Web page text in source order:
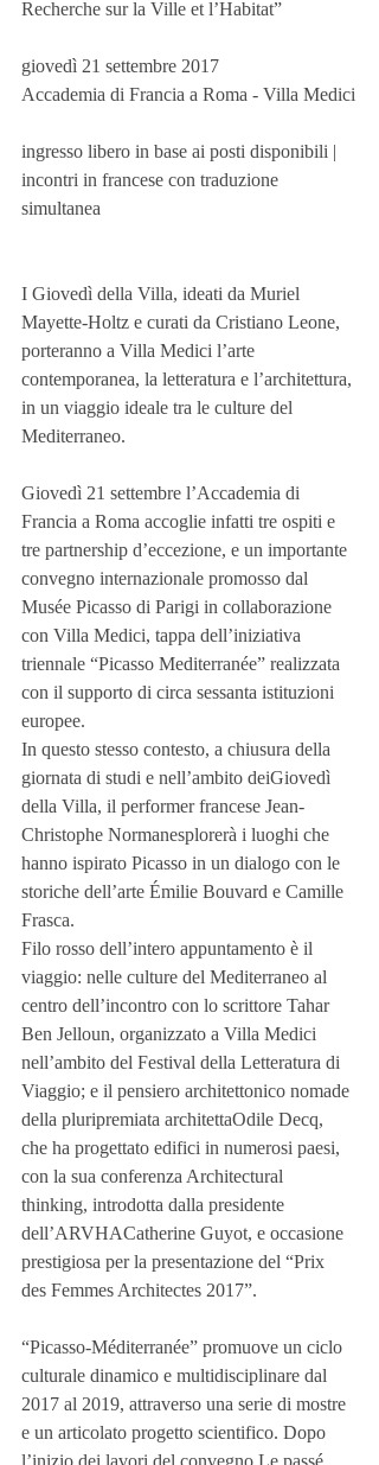
Recherche sur la Ville et l’Habitat”
giovedì 21 settembre 2017
Accademia di Francia a Roma - Villa Medici
ingresso libero in base ai posti disponibili |
incontri in francese con traduzione
simultanea
I Giovedì della Villa, ideati da Muriel
Mayette-Holtz e curati da Cristiano Leone,
porteranno a Villa Medici l’arte
contemporanea, la letteratura e l’architettura,
in un viaggio ideale tra le culture del
Mediterraneo.
Giovedì 21 settembre l’Accademia di
Francia a Roma accoglie infatti tre ospiti e
tre partnership d’eccezione, e un importante
convegno internazionale promosso dal
Musée Picasso di Parigi in collaborazione
con Villa Medici, tappa dell’iniziativa
triennale “Picasso Mediterranée” realizzata
con il supporto di circa sessanta istituzioni
europee.
In questo stesso contesto, a chiusura della
giornata di studi e nell’ambito deiGiovedì
della Villa, il performer francese Jean-
Christophe Normanesplorerà i luoghi che
hanno ispirato Picasso in un dialogo con le
storiche dell’arte Émilie Bouvard e Camille
Frasca.
Filo rosso dell’intero appuntamento è il
viaggio: nelle culture del Mediterraneo al
centro dell’incontro con lo scrittore Tahar
Ben Jelloun, organizzato a Villa Medici
nell’ambito del Festival della Letteratura di
Viaggio; e il pensiero architettonico nomade
della pluripremiata architettaOdile Decq,
che ha progettato edifici in numerosi paesi,
con la sua conferenza Architectural
thinking, introdotta dalla presidente
dell’ARVHACatherine Guyot, e occasione
prestigiosa per la presentazione del “Prix
des Femmes Architectes 2017”.
“Picasso-Méditerranée” promuove un ciclo
culturale dinamico e multidisciplinare dal
2017 al 2019, attraverso una serie di mostre
e un articolato progetto scientifico. Dopo
l’inizio dei lavori del convegno Le passé